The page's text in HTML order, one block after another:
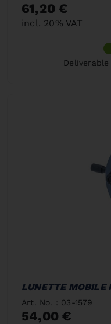
61,20 €
incl. 20% VAT
LUNETTE MOBILE
Art. No. : 03-1579
54,00 €